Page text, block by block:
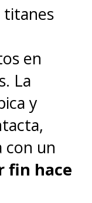
se
tiroteos
la
titanes
en
La
y
con un
fin hace